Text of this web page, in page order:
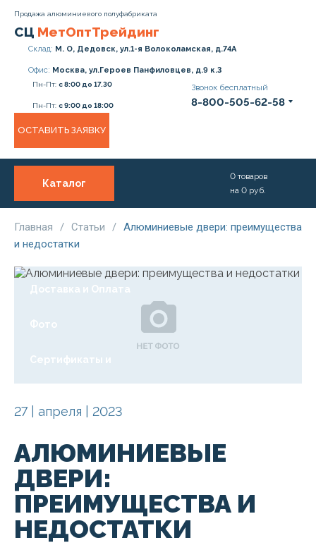
Продажа алюминиевого полуфабриката
СЦ МетОптТрейдинг
Склад: М. О, Дедовск, ул.1-я Волоколамская, д.74А
Офис: Москва, ул.Героев Панфиловцев, д.9 к.3
Пн-Пт: с 8:00 до 17.30
Пн-Пт: с 9:00 до 18:00
Звонок бесплатный
8-800-505-62-58
ОСТАВИТЬ ЗАЯВКУ
Каталог
Доставка и Оплата
Фото
Сертификаты и
Контакты
0 товаров
на 0 руб.
Главная / Статьи / Алюминиевые двери: преимущества
и недостатки
27 | апреля | 2023
АЛЮМИНИЕВЫЕ
ДВЕРИ:
ПРЕИМУЩЕСТВА И
НЕДОСТАТКИ